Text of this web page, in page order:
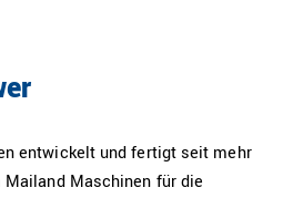
entwickelt und fertigt seit mehr
Maschinen für die